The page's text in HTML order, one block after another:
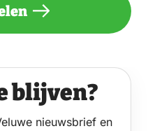
blijven?
nieuwsbrief en